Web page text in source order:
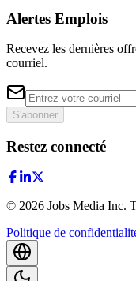
Alertes Emplois
Recevez les dernières
courriel.
S'abonner
Restez connecté
© 2026 Jobs Media Inc.
Politique de